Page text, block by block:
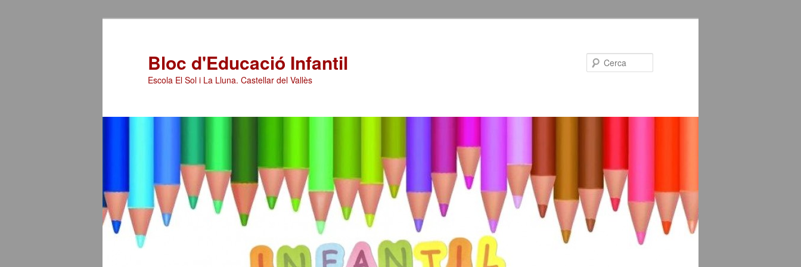
Bloc d'Educació Infantil
Escola El Sol i La Lluna. Castellar del Vallès